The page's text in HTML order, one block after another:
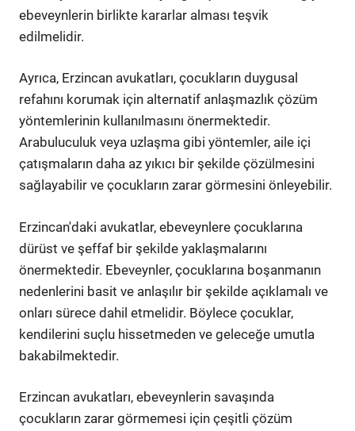
ebeveynlerin birlikte kararlar alması teşvik
edilmelidir.
Ayrıca, Erzincan avukatları, çocukların duygusal
refahını korumak için alternatif anlaşmazlık çözüm
yöntemlerinin kullanılmasını önermektedir.
Arabuluculuk veya uzlaşma gibi yöntemler, aile içi
çatışmaların daha az yıkıcı bir şekilde çözülmesini
sağlayabilir ve çocukların zarar görmesini önleyebilir.
Erzincan'daki avukatlar, ebeveynlere çocuklarına
dürüst ve şeffaf bir şekilde yaklaşmalarını
önermektedir. Ebeveynler, çocuklarına boşanmanın
nedenlerini basit ve anlaşılır bir şekilde açıklamalı ve
onları sürece dahil etmelidir. Böylece çocuklar,
kendilerini suçlu hissetmeden ve geleceğe umutla
bakabilmektedir.
Erzincan avukatları, ebeveynlerin savaşında
çocukların zarar görmemesi için çeşitli çözüm